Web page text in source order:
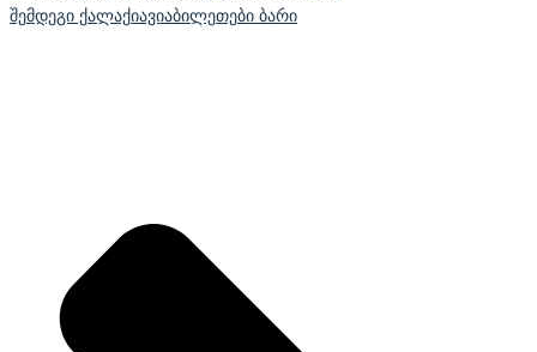
შემდეგი ქალაქიავიაბილეთები ბარი